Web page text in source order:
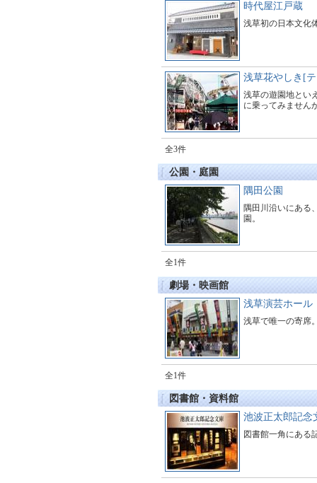
時代屋江戸蔵
浅草初の日本文化
浅草花やしき[
浅草の遊園地とい
に乗ってみません
全3件
公園・庭園
隅田公園
隅田川沿いにある
園。
全1件
劇場・映画館
浅草演芸ホール
浅草で唯一の寄席
全1件
図書館・資料館
池波正太郎記念
図書館一角にある